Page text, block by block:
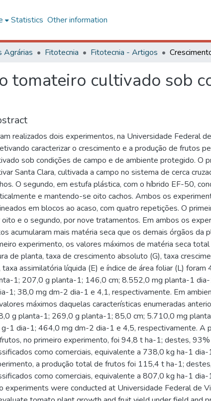
Statistics Other information
Agrárias Fitotecnia Fitotecnia - Artigos
tomateiro cultivado sob
realizados dois experimentos, na Universidade Federal
caracterizar o crescimento e a produção de frutos
sob condições de campo e de ambiente protegido. O
Santa Clara, cultivada a campo no sistema de cerca
O segundo, em estufa plástica, com o híbrido EF-50,
e mantendo-se oito cachos. Ambos os
em blocos ao acaso, com quatro repetições. O
e o segundo, por nove tratamentos. Em ambos os
acumularam mais matéria seca que os demais órgãos da
experimento, os valores máximos de matéria seca
de planta, taxa de crescimento absoluto (G), taxa
taxa assimilatória líquida (E) e índice de área foliar (L) foram
1; 207,0 g planta-1; 146,0 cm; 8.552,0 mg planta-1
1; 38,0 mg dm-2 dia-1 e 4,1, respectivamente. Em
máximos daquelas características enumeradas
g planta-1; 269,0 g planta-1; 85,0 cm; 5.710,0 mg
1 dia-1; 464,0 mg dm-2 dia-1 e 4,5, respectivamente. A
no primeiro experimento, foi 94,8 t ha-1; destes,
como comerciais, equivalente a 738,0 kg ha-1
a produção total de frutos foi 115,4 t ha-1;
como comerciais, equivalente a 807,0 kg ha-1 dia-
experiments were conducted at Universidade Federal de